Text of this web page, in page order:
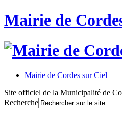
Mairie de
Mairie de Cordes sur Ciel
Site officiel de la Municipalité de
Recherche